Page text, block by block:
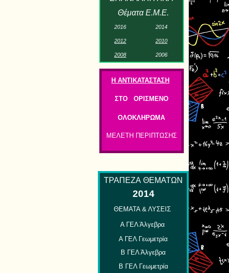
Θέματα Ε.Μ.Ε.
2016 2014
2012 2010
2008 2006
Η ΑΝΤΙΚΑΤΑΣΤΑΣΗ
ΣΤΟ ΟΡΙΣΜΕΝΟ
ΟΛΟΚΛΗΡΩΜΑ
ΜΕΛΕΤΗ ΠΕΡΙΠΤΩΣΗΣ
ΤΡΑΠΕΖΑΘΕΜΑΤΩΝ
2014
ΘΕΜΑΤΑ & ΛΥΣΕΙΣ
Α ΓΕΛ Άλγεβρα
Α ΓΕΛ Γεωμετρία
Β ΓΕΛ Άλγεβρα
Β ΓΕΛ Γεωμετρία